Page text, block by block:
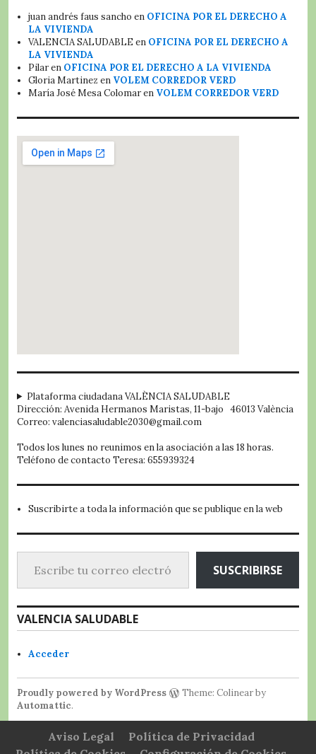
juan andrés faus sancho en OFICINA POR EL DERECHO A
LA VIVIENDA
VALENCIA SALUDABLE en OFICINA POR EL DERECHO A
LA VIVIENDA
Pilaren OFICINA POR EL DERECHO A LA VIVIENDA
Gloria Martinez en VOLEM CORREDOR VERD
María José Mesa Colomaren VOLEM CORREDOR VERD
Plataforma ciudadana VALÈNCIA SALUDABLE
Dirección: Avenida Hermanos Maristas, 11-bajo 46013 València
Correo: valenciasaludable2030@gmail.com
Todos los lunes no reunimos en la asociación a las 18 horas.
Teléfono de contacto Teresa: 655939324
Suscribirte a toda la información que se publique en la web
Escribe tu correo electrónico…
SUSCRIBIRSE
VALENCIA SALUDABLE
Acceder
Proudly powered by WordPress
Theme: Colinear by
Automattic.
Aviso Legal
Política de Privacidad